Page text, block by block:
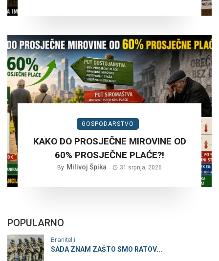
GOSPODARSTVO
KAKO DO PROSJEČNE MIROVINE OD
60% PROSJEČNE PLAĆE?!
By Milivoj Špika 31 srpnja, 2026
POPULARNO
Branitelji
SADA ZNAM ZAŠTO SMO RATOV...